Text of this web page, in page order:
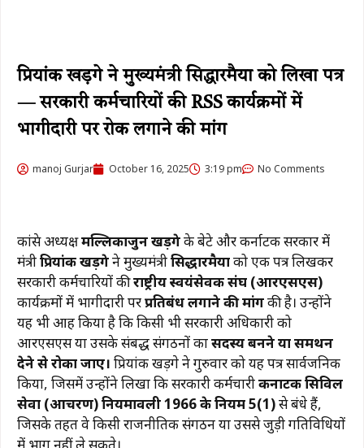
प्रियांक खड़गे ने मुख्यमंत्री सिद्धारमैया को लिखा पत्र
— सरकारी कर्मचारियों की RSS कार्यक्रमों में
भागीदारी पर रोक लगाने की मांग
manoj Gurjar October 16, 2025 3:19 pm No Comments
कांग्रेस अध्यक्षमल्लिकार्जुन खड़गेके बेटे और कर्नाटक सरकार में
मंत्रीप्रियांक खड़गेने मुख्यमंत्रीसिद्धारमैयाको एक पत्र लिखकर
सरकारी कर्मचारियों कीराष्ट्रीय स्वयंसेवक संघ (आरएसएस)
कार्यक्रमों में भागीदारी परप्रतिबंध लगाने की मांगकी है। उन्होंने
यह भी आग्रह किया है कि किसी भी सरकारी अधिकारी को
आरएसएस या उसके संबद्ध संगठनों कासदस्य बनने या समर्थन
देने से रोका जाए। प्रियांक खड़गे ने गुरुवार को यह पत्र सार्वजनिक
किया, जिसमें उन्होंने लिखा कि सरकारी कर्मचारीकर्नाटक सिविल
सेवा (आचरण) नियमावली 1966 के नियम 5(1)से बंधे हैं,
जिसके तहत वे किसी राजनीतिक संगठन या उससे जुड़ी गतिविधियों